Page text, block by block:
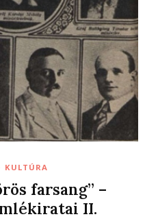
KULTÚRA
farsang” –
II.